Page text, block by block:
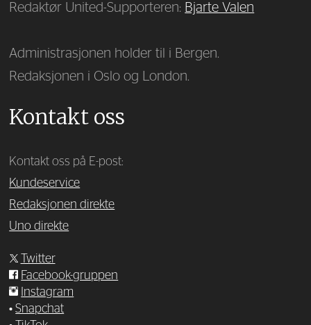
Redaktør United-Supporteren: Bjarte Valen
Administrasjonen holder til i Bergen.
Redaksjonen i Oslo og London.
Kontakt oss
Kontakt oss på E-post:
Kundeservice
Redaksjonen direkte
Uno direkte
Twitter
Facebook-gruppen
Instagram
•Snapchat